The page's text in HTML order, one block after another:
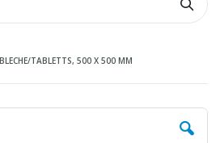
TABLETTS, 500 X 500 MM